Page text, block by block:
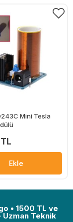
Mini Tesla
Ekle
• 1500 TL ve
Teknik